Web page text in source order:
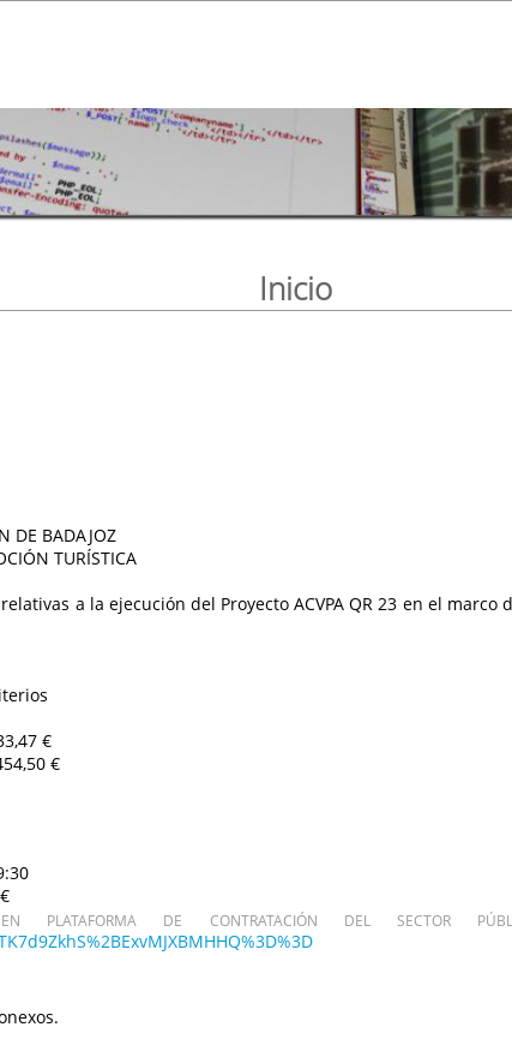
Inicio
DE BADAJOZ
TURÍSTICA
a la ejecución del Proyecto ACVPA QR 23 en el
€
€
DE CONTRATACIÓN DEL SECTOR